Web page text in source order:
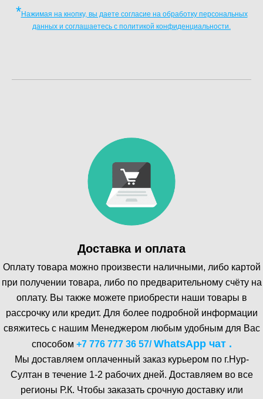
*Нажимая на кнопку, вы даете согласие на обработку персональных
данных и соглашаетесь c политикой конфиденциальности.
Доставка и оплата
Оплату товара можно произвести наличными, либо картой
при получении товара, либо по предварительному счёту на
оплату. Вы также можете приобрести наши товары в
рассрочку или кредит. Для более подробной информации
свяжитесь с нашим Менеджером любым удобным для Вас
способом +7 776 777 36 57/WhatsA pp чат .
Мы доставляем оплаченный заказ курьером по г.Нур-
Cултан в течение 1-2 рабочих дней. Доставляем во все
регионы Р.К. Чтобы заказать срочную доставку или